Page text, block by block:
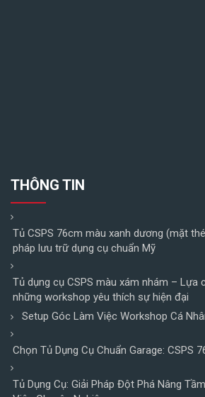
THÔNG TIN
Tủ CSPS 76cm màu xanh dương (mặt
pháp lưu trữ dụng cụ chuẩn Mỹ
Tủ dụng cụ CSPS màu xám nhám – Lựa
những workshop yêu thích sự hiện đại
Setup Góc Làm Việc Workshop Cá
Chọn Tủ Dụng Cụ Chuẩn Garage: CSPS
Tủ Dụng Cụ: Giải Pháp Đột Phá Nâng